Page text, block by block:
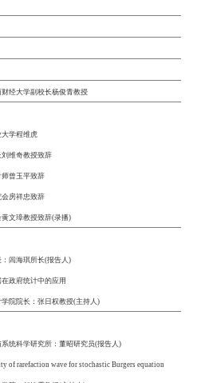
经大学副校长杨俊青教授
学程维虎
维奇教授致辞
师曾玉平致辞
房祥忠致辞
黄文璋教授致辞(录播)
闾海琪所长(报告人 )
政府统计中的应用
院院长：张日权教授(主持人 )
统科学研究所：董昭研究员(报告人 )
of rarefaction wave for stochastic Burgers equation